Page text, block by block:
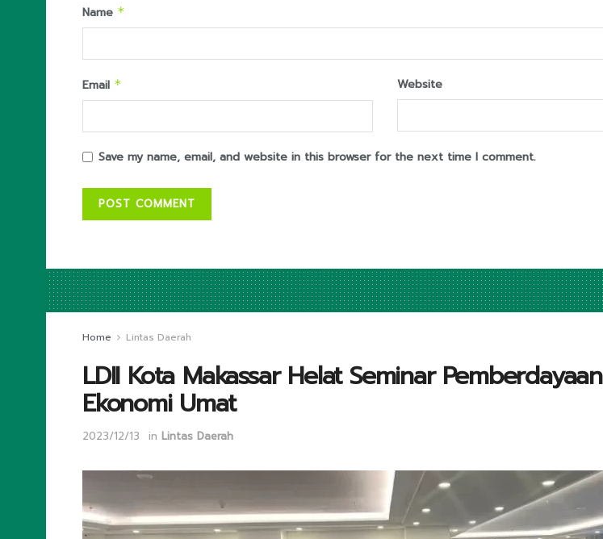
Name *
Email * Website
Save my name, email, and website in this browser for the next time I comment.
Home Lintas Daerah
LDII Kota Makassar Helat Seminar Pemberdayaan
Ekonomi Umat
2023/12/13 in Lintas Daerah